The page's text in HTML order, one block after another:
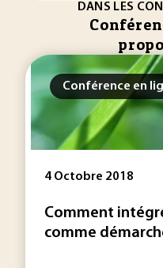
DANS LES
Conférence en
4 Octobre 2018
Comment
comme